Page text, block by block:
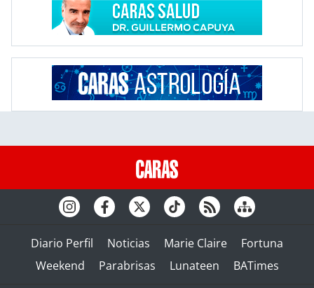
Diario Perfil Noticias Marie Claire
Fortuna
Weekend
Parabrisas Lunateen BATimes